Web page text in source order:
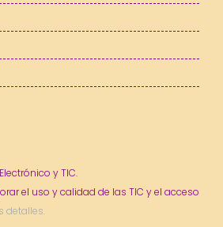
y TIC.
el uso y calidad de las TIC y el acceso
detalles.